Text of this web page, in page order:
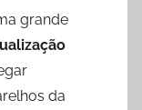
grande
da